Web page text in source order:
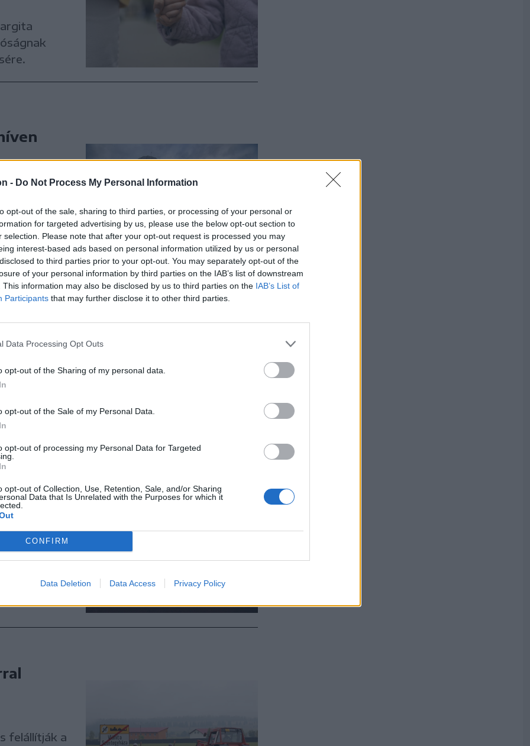
- Do Not Process My Personal Information
opt-out of the sale, sharing to third parties, or processing of your personal or
for targeted advertising by us, please use the below opt-out section to
selection. Please note that after your opt-out request is processed you may
interest-based ads based on personal information utilized by us or personal
to third parties prior to your opt-out. You may separately opt-out of the
of your personal information by third parties on the IAB’s list of downstream
This information may also be disclosed by us to third parties on the IAB’s List of
Participants that may further disclose it to other third parties.
Data Processing Opt Outs
opt-out of the Sharing of my personal data.
opt-out of the Sale of my Personal Data.
opt-out of processing my Personal Data for Targeted
opt-out of Collection, Use, Retention, Sale, and/or Sharing
Data that Is Unrelated with the Purposes for which it
CONFIRM
Data Deletion Data Access Privacy Policy
tetejére
zajlik a
és a belső
a
magyar
gyertyát
második
felállítják a